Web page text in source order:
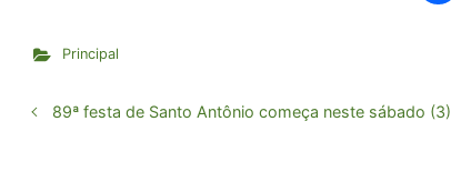
Principal
89ª festa de Santo Antônio começa neste sábado (3)